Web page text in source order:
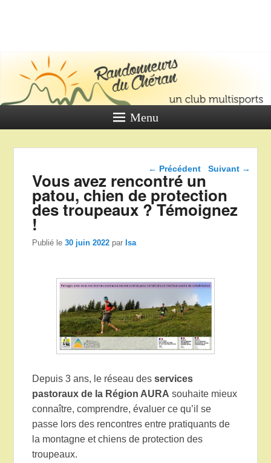
DU
Un club multi sports
Menu
Navigation dans les
← Précédent Suivant →
Vous avez rencontré un
patou, chien de protection
des troupeaux ? Témoignez
!
Publié le30 juin 2022 parIsa
Depuis 3 ans, le réseau desservices
pastoraux de la Région AURA souhaite mieux
connaître, comprendre, évaluer ce qu’il se
passe lors des rencontres entre pratiquants de
la montagne et chiens de protection des
troupeaux.